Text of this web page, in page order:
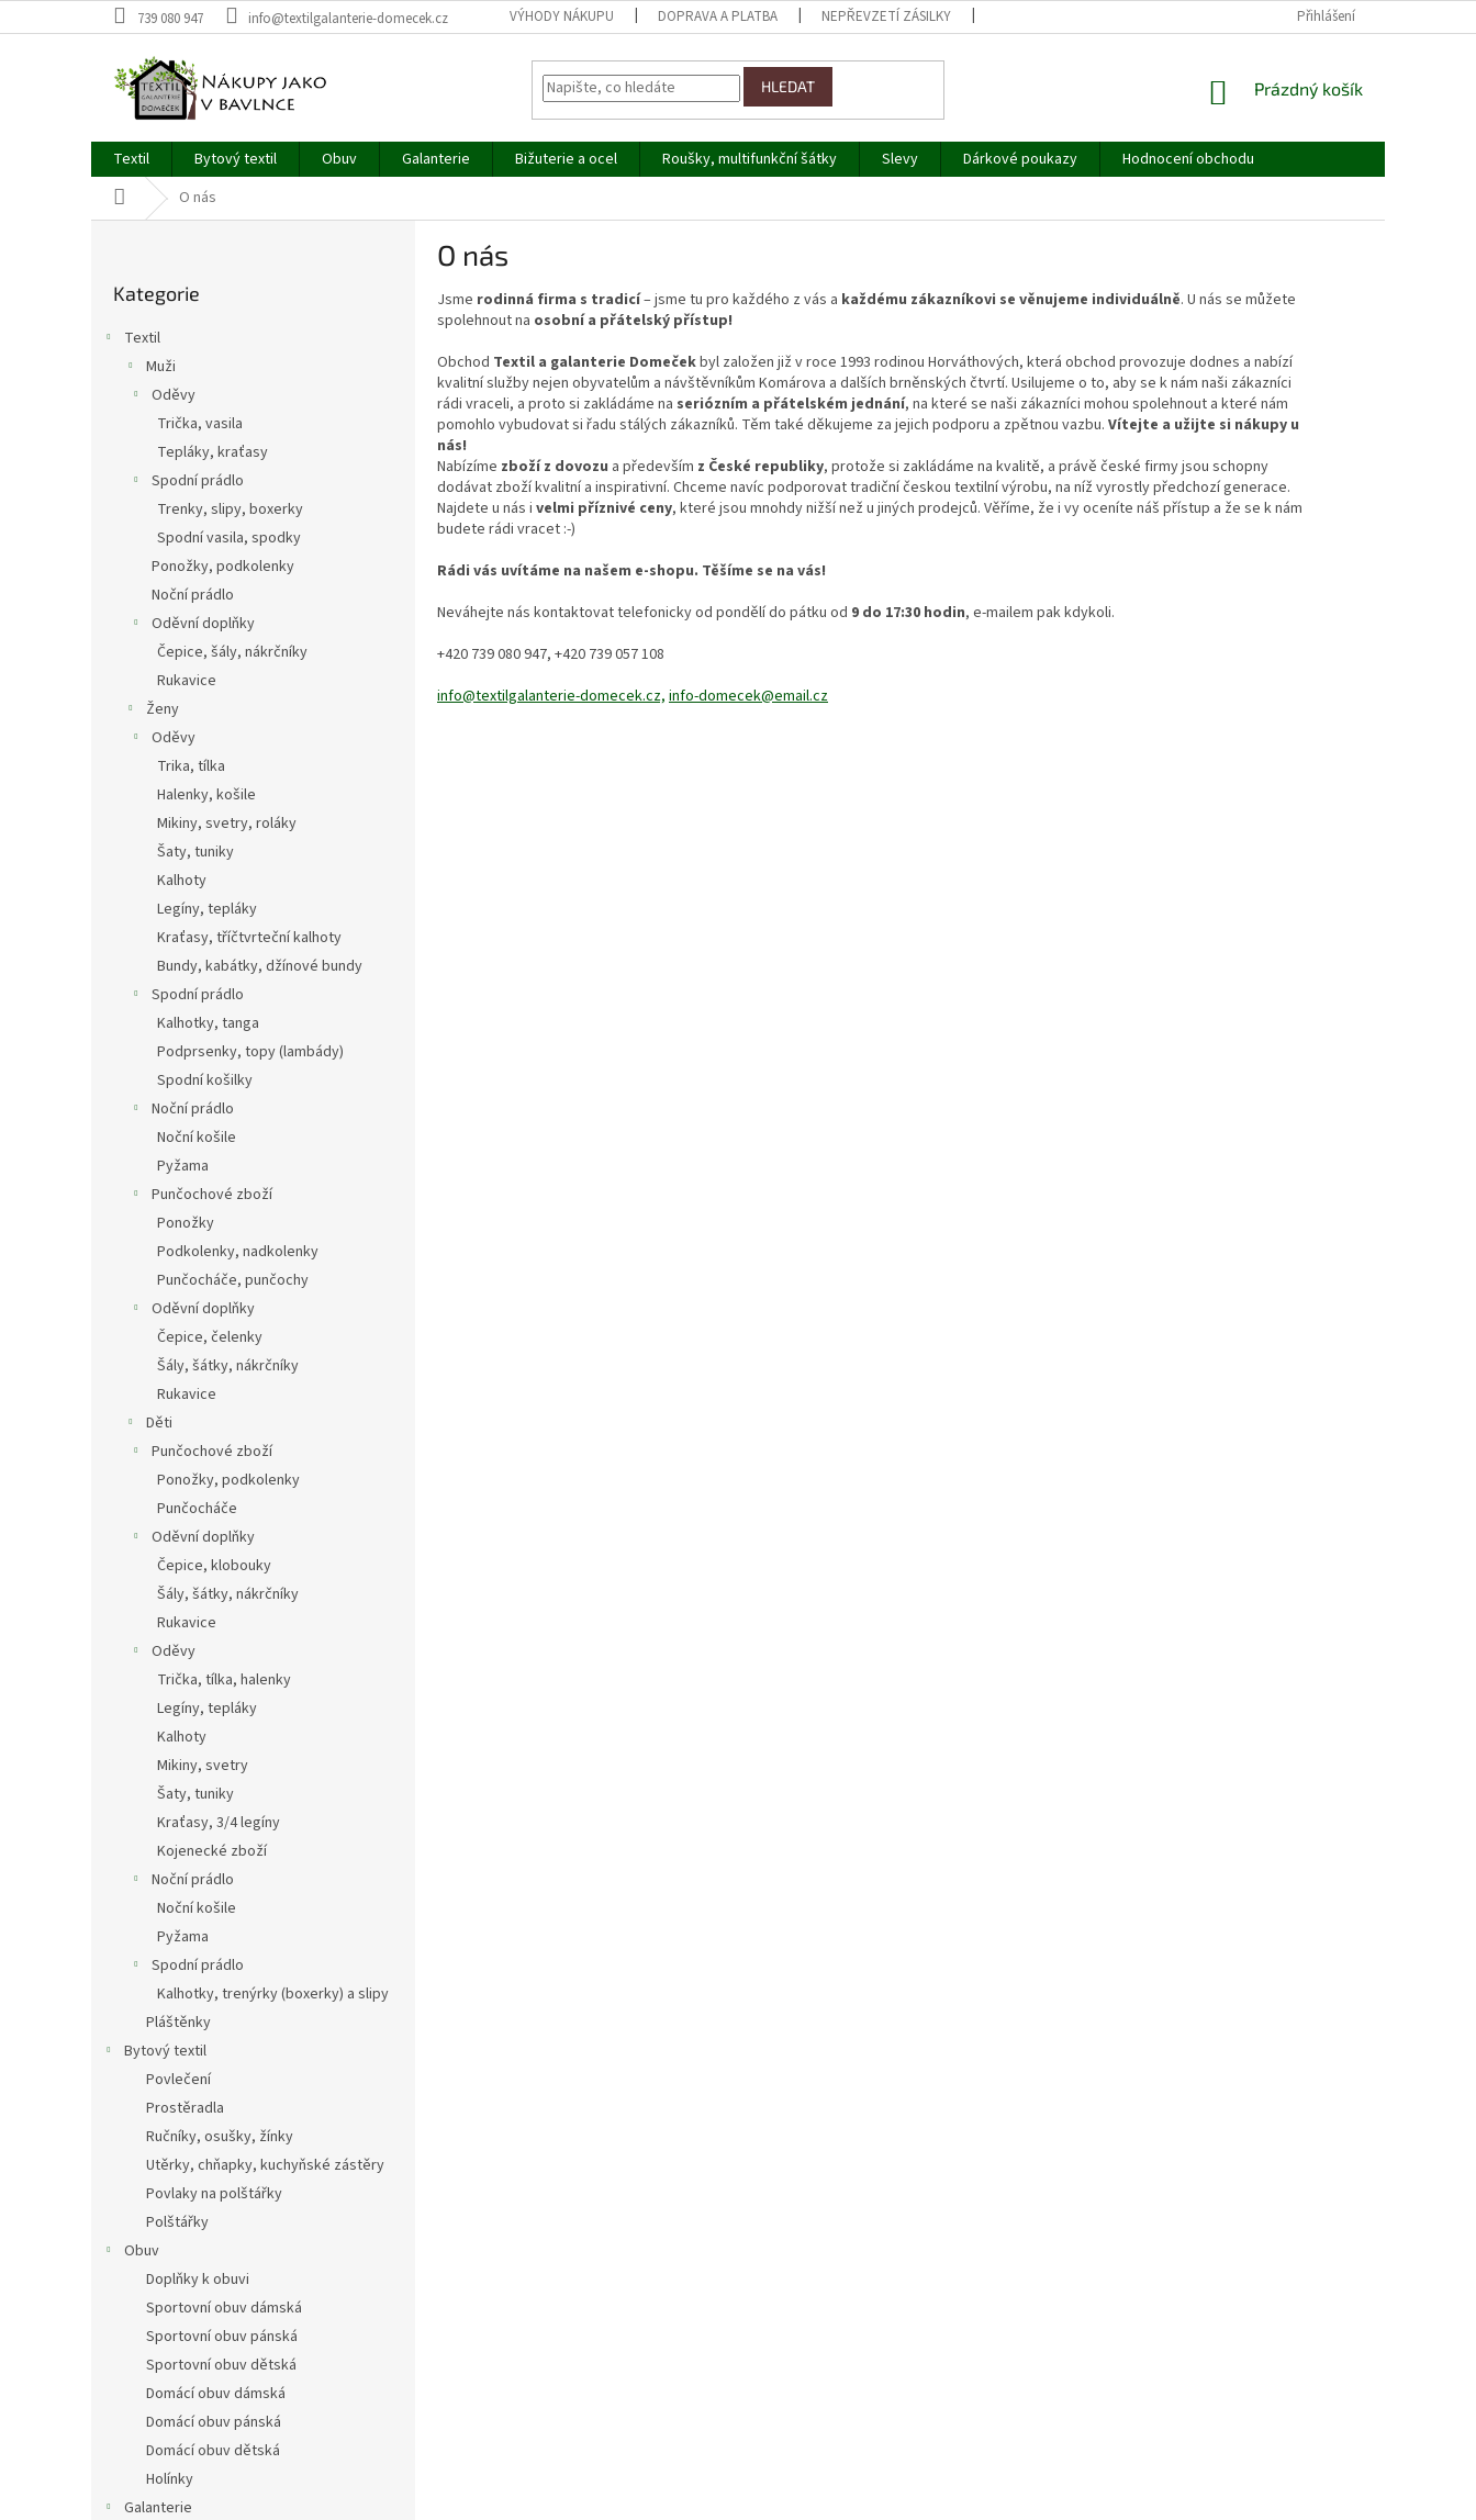
na
739 080 947 info@textilgalanterie-domecek.cz VÝHODY NÁKUPU DOPRAVA A PLATBA NEPŘEVZETÍ ZÁSILKY OBCHODNÍ PODMÍNKY
Přihlášení
HLEDAT
NÁKUPNÍ
Prázdný košík
Textil Bytový textil Obuv Galanterie Bižuterie a ocel Roušky, multifunkční šátky Slevy Dárkové poukazy
Hodnocení obchodu
Domů O nás
kategorie
Kategorie
Textil
Muži
Oděvy
Trička, vasila
Tepláky, kraťasy
Spodní prádlo
Trenky, slipy, boxerky
Spodní vasila, spodky
Ponožky, podkolenky
Noční prádlo
Oděvní doplňky
Čepice, šály, nákrčníky
Rukavice
Ženy
Oděvy
Trika, tílka
Halenky, košile
Mikiny, svetry, roláky
Šaty, tuniky
Kalhoty
Legíny, tepláky
Kraťasy, tříčtvrteční kalhoty
Bundy, kabátky, džínové bundy
Spodní prádlo
Kalhotky, tanga
Podprsenky, topy (lambády)
Spodní košilky
Noční prádlo
Noční košile
Pyžama
Punčochové zboží
Ponožky
Podkolenky, nadkolenky
Punčocháče, punčochy
Oděvní doplňky
Čepice, čelenky
Šály, šátky, nákrčníky
Rukavice
Děti
Punčochové zboží
Ponožky, podkolenky
Punčocháče
Oděvní doplňky
Čepice, klobouky
Šály, šátky, nákrčníky
Rukavice
Oděvy
Trička, tílka, halenky
Legíny, tepláky
Kalhoty
Mikiny, svetry
Šaty, tuniky
Kraťasy, 3/4 legíny
Kojenecké zboží
Noční prádlo
Noční košile
Pyžama
Spodní prádlo
Kalhotky, trenýrky (boxerky) a slipy
Pláštěnky
Bytový textil
Povlečení
Prostěradla
Ručníky, osušky, žínky
Utěrky, chňapky, kuchyňské zástěry
Povlaky na polštářky
Polštářky
Obuv
Doplňky k obuvi
Sportovní obuv dámská
Sportovní obuv pánská
Sportovní obuv dětská
Domácí obuv dámská
Domácí obuv pánská
Domácí obuv dětská
Holínky
Galanterie
O nás
Jsme rodinná firma s tradicí– jsme tu pro každého z vás a každému zákazníkovi se věnujeme individuálně. U nás se můžete
spolehnout na osobní a přátelský přístup!
Obchod Textil a galanterie Domečekbyl založen již v roce 1993 rodinou Horváthových, která obchod provozuje dodnes a nabízí
kvalitní služby nejen obyvatelům a návštěvníkům Komárova a dalších brněnských čtvrtí. Usilujeme o to, aby se k nám naši zákazníci
rádi vraceli, a proto si zakládáme na seriózním a přátelském jednání, na které se naši zákazníci mohou spolehnout a které nám
pomohlo vybudovat si řadu stálých zákazníků. Těm také děkujeme za jejich podporu a zpětnou vazbu. Vítejte a užijte si nákupy u
nás!
Nabízíme zboží z dovozu a především z České republiky, protože si zakládáme na kvalitě, a právě české firmy jsou schopny
dodávat zboží kvalitní a inspirativní. Chceme navíc podporovattradiční českou textilní výrobu, na níž vyrostly předchozí generace.
Najdete u nás i velmi příznivé ceny, které jsou mnohdy nižší než u jiných prodejců. Věříme, že i vy oceníte náš přístup a že se k nám
budete rádi vracet :-)
Rádi vás uvítáme na našem e-shopu. Těšíme se na vás!
Neváhejte nás kontaktovat telefonicky od pondělí do pátku od 9 do 17:30 hodin, e-mailem pak kdykoli.
+420 739 080 947, +420 739 057 108
info@textilgalanterie-domecek.cz, info-domecek@email.cz